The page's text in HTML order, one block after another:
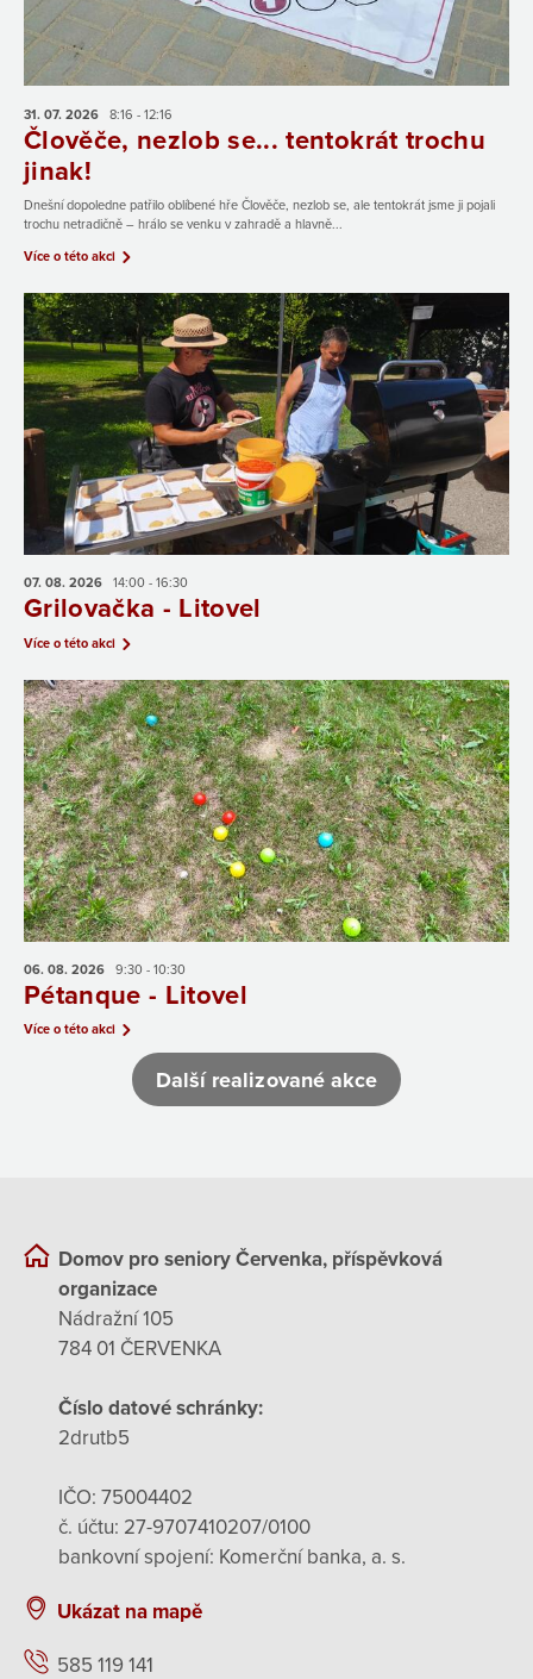
31. 07. 2026 8:16 - 12:16
Člověče, nezlob se... tentokrát trochu
jinak!
Dnešní dopoledne patřilo oblíbené hře Člověče, nezlob se, ale tentokrát jsme ji pojali
trochu netradičně – hrálo se venku v zahradě a hlavně...
Více o této akci
07. 08. 2026 14:00 - 16:30
Grilovačka - Litovel
Více o této akci
06. 08. 2026 9:30 - 10:30
Pétanque - Litovel
Více o této akci
Další realizované akce
Domov pro seniory Červenka, příspěvková
organizace
Nádražní 105
784 01 ČERVENKA
Číslo datové schránky:
2drutb5
IČO: 75004402
č. účtu: 27-9707410207/0100
bankovní spojení: Komerční banka, a. s.
Ukázat na mapě
585 119 141